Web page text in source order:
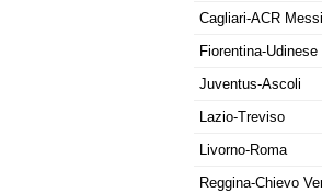
Cagliari-ACR
Fiorentina-Udinese
Juventus-Ascoli
Lazio-Treviso
Livorno-Roma
Reggina-Chievo